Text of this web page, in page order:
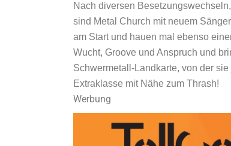
Nach diversen
sind Metal Church mit neuem
am Start und hauen mal ebenso
Wucht, Groove und Anspruch und
Schwermetall-Landkarte, von der
Extraklasse mit Nähe zum Thrash!
Werbung